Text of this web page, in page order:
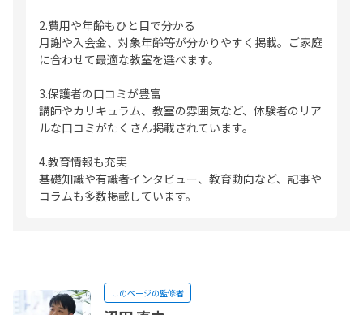
2.費用や年齢もひと目で分かる
月謝や入会金、対象年齢等が分かりやすく掲載。ご家庭
に合わせて最適な教室を選べます。
3.保護者の口コミが豊富
講師やカリキュラム、教室の雰囲気など、体験者のリア
ルな口コミがたくさん掲載されています。
4.教育情報も充実
基礎知識や有識者インタビュー、教育動向など、記事や
コラムも多数掲載しています。
このページの監修者